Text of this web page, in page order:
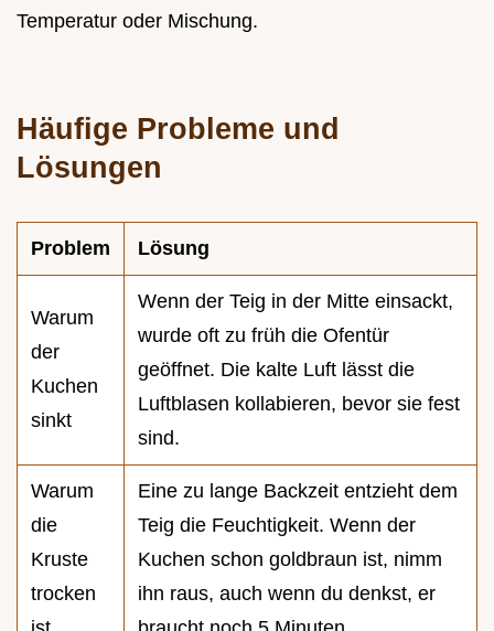
Temperatur oder Mischung.
Häufige Probleme und
Lösungen
Problem Lösung
Warum
der
Kuchen
sinkt
Wenn der Teig in der Mitte einsackt,
wurde oft zu früh die Ofentür
geöffnet. Die kalte Luft lässt die
Luftblasen kollabieren, bevor sie fest
sind.
Warum
die
Kruste
trocken
Eine zu lange Backzeit entzieht dem
Teig die Feuchtigkeit. Wenn der
Kuchen schon goldbraun ist, nimm
ihn raus, auch wenn du denkst, er